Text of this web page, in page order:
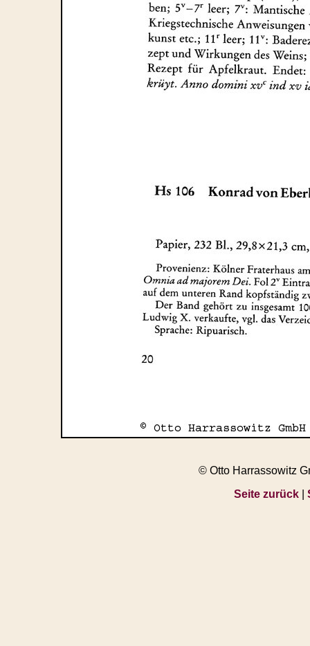
© Otto Harrassowitz
Seite zurück|